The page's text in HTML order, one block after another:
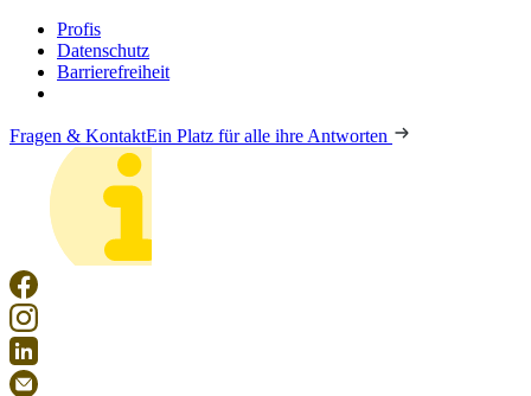
Profis
Datenschutz
Barrierefreiheit
Fragen & KontaktEin Platz für alle ihre Antworten